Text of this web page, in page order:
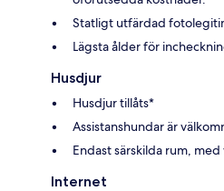
Statligt utfärdad
Lägsta ålder för
Husdjur
Husdjur tillåts*
Assistanshundar är
Endast särskilda rum,
Internet